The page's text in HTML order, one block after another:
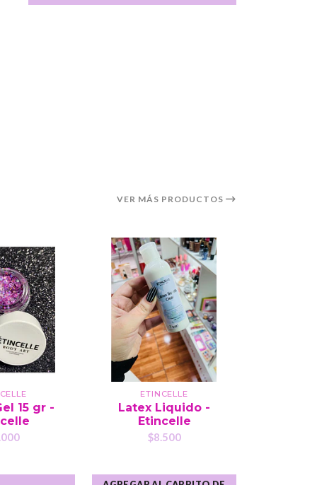
VER MÁS PRODUCTOS
15 gr -
ETINCELLE
Latex Liquido -
Etincelle
$8.500